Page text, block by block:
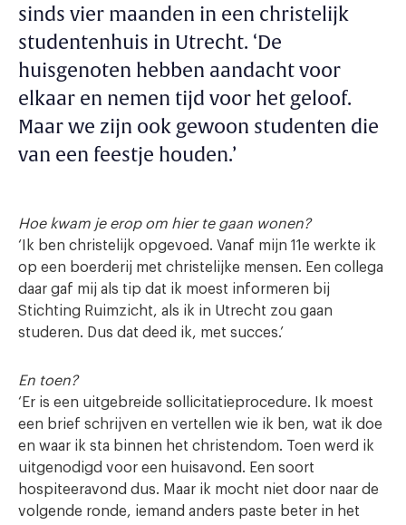
sinds vier maanden in een christelijk
studentenhuis in Utrecht. ‘De
huisgenoten hebben aandacht voor
elkaar en nemen tijd voor het geloof.
Maar we zijn ook gewoon studenten die
van een feestje houden.’
Hoe kwam je erop om hier te gaan wonen?
‘Ik ben christelijk opgevoed. Vanaf mijn 11e werkte ik
op een boerderij met christelijke mensen. Een collega
daar gaf mij als tip dat ik moest informeren bij
Stichting Ruimzicht, als ik in Utrecht zou gaan
studeren. Dus dat deed ik, met succes.’
En toen?
‘Er is een uitgebreide sollicitatieprocedure. Ik moest
een brief schrijven en vertellen wie ik ben, wat ik doe
en waar ik sta binnen het christendom. Toen werd ik
uitgenodigd voor een huisavond. Een soort
hospiteeravond dus. Maar ik mocht niet door naar de
volgende ronde, iemand anders paste beter in het